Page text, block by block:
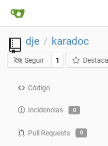
dje / karadoc
Seguir 1
Código
Incidencias 0
Pull Requests 0